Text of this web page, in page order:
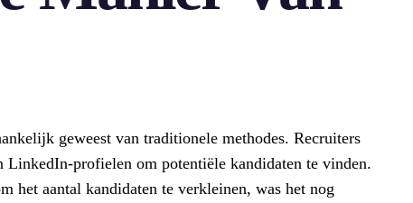
geweest van traditionele methodes. Recruiters
LinkedIn-profielen om potentiële kandidaten te vinden.
het aantal kandidaten te verkleinen, was het nog